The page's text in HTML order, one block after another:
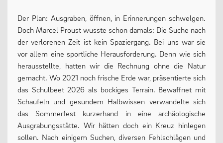
Downloads
Kontakt
Der Plan: Ausgraben, öffnen, in Erinnerungen schwelgen.
Doch Marcel Proust wusste schon damals: Die Suche nach
der verlorenen Zeit ist kein Spaziergang. Bei uns war sie
vor allem eine sportliche Herausforderung. Denn wie sich
herausstellte, hatten wir die Rechnung ohne die Natur
gemacht. Wo 2021 noch frische Erde war, präsentierte sich
das Schulbeet 2026 als bockiges Terrain. Bewaffnet mit
Schaufeln und gesundem Halbwissen verwandelte sich
das Sommerfest kurzerhand in eine archäologische
Ausgrabungsstätte. Wir hätten doch ein Kreuz hinlegen
sollen. Nach einigem Suchen, diversen Fehlschlägen und